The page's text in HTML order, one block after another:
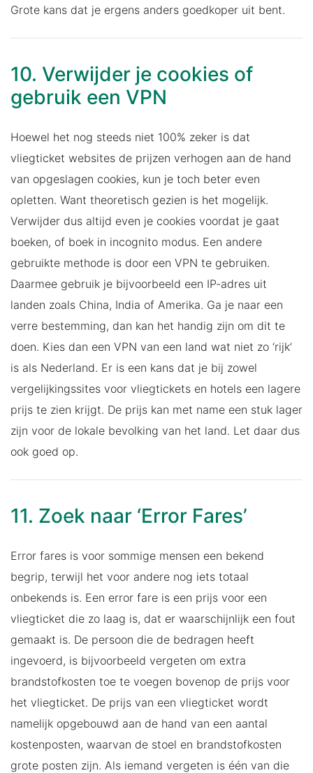
Grote kans dat je ergens anders goedkoper uit bent.
10. Verwijder je cookies of
gebruik een VPN
Hoewel het nog steeds niet 100% zeker is dat
vliegticket websites de prijzen verhogen aan de hand
van opgeslagen cookies, kun je toch beter even
opletten. Want theoretisch gezien is het mogelijk.
Verwijder dus altijd even je cookies voordat je gaat
boeken, of boek in incognito modus. Een andere
gebruikte methode is door een VPN te gebruiken.
Daarmee gebruik je bijvoorbeeld een IP-adres uit
landen zoals China, India of Amerika. Ga je naar een
verre bestemming, dan kan het handig zijn om dit te
doen. Kies dan een VPN van een land wat niet zo ‘rijk’
is als Nederland. Er is een kans dat je bij zowel
vergelijkingssites voor vliegtickets en hotels een lagere
prijs te zien krijgt. De prijs kan met name een stuk lager
zijn voor de lokale bevolking van het land. Let daar dus
ook goed op.
11. Zoek naar ‘Error Fares’
Error fares is voor sommige mensen een bekend
begrip, terwijl het voor andere nog iets totaal
onbekends is. Een error fare is een prijs voor een
vliegticket die zo laag is, dat er waarschijnlijk een fout
gemaakt is. De persoon die de bedragen heeft
ingevoerd, is bijvoorbeeld vergeten om extra
brandstofkosten toe te voegen bovenop de prijs voor
het vliegticket. De prijs van een vliegticket wordt
namelijk opgebouwd aan de hand van een aantal
kostenposten, waarvan de stoel en brandstofkosten
grote posten zijn. Als iemand vergeten is één van die